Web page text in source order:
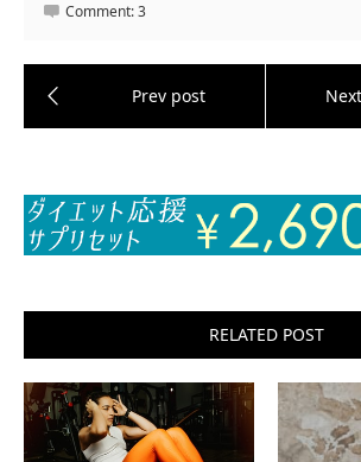
Comment:3
RELATED POST